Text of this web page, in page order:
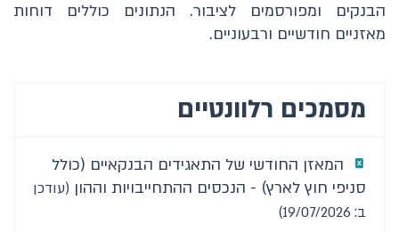
אשראי
פקדונות
הון
הבנקים וסניפיהם
הבנקים ומפורסמים לציבור. הנתונים כוללים דוחות
מאזניים חודשיים ורבעוניים.
מסמכים רלוונטיים
המאזן החודשי של התאגידים הבנקאיים (כולל
סניפי חוץ לארץ) - הנכסים ההתחייבויות וההון (עודכן
ב: 19/07/2026)